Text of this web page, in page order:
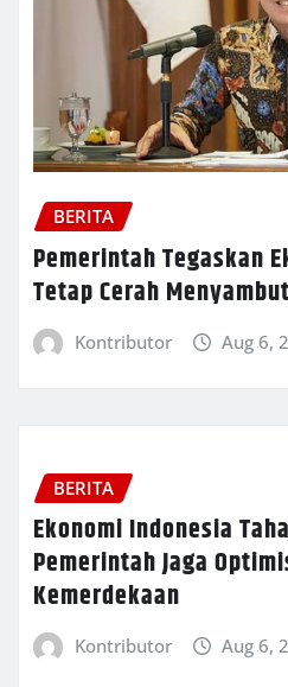
BERITA
Pemerintah Tegaskan
Tetap Cerah
Kontributor Aug 6,
BERITA
Ekonomi Indonesia
Pemerintah Jaga
Kemerdekaan
Kontributor Aug 6,